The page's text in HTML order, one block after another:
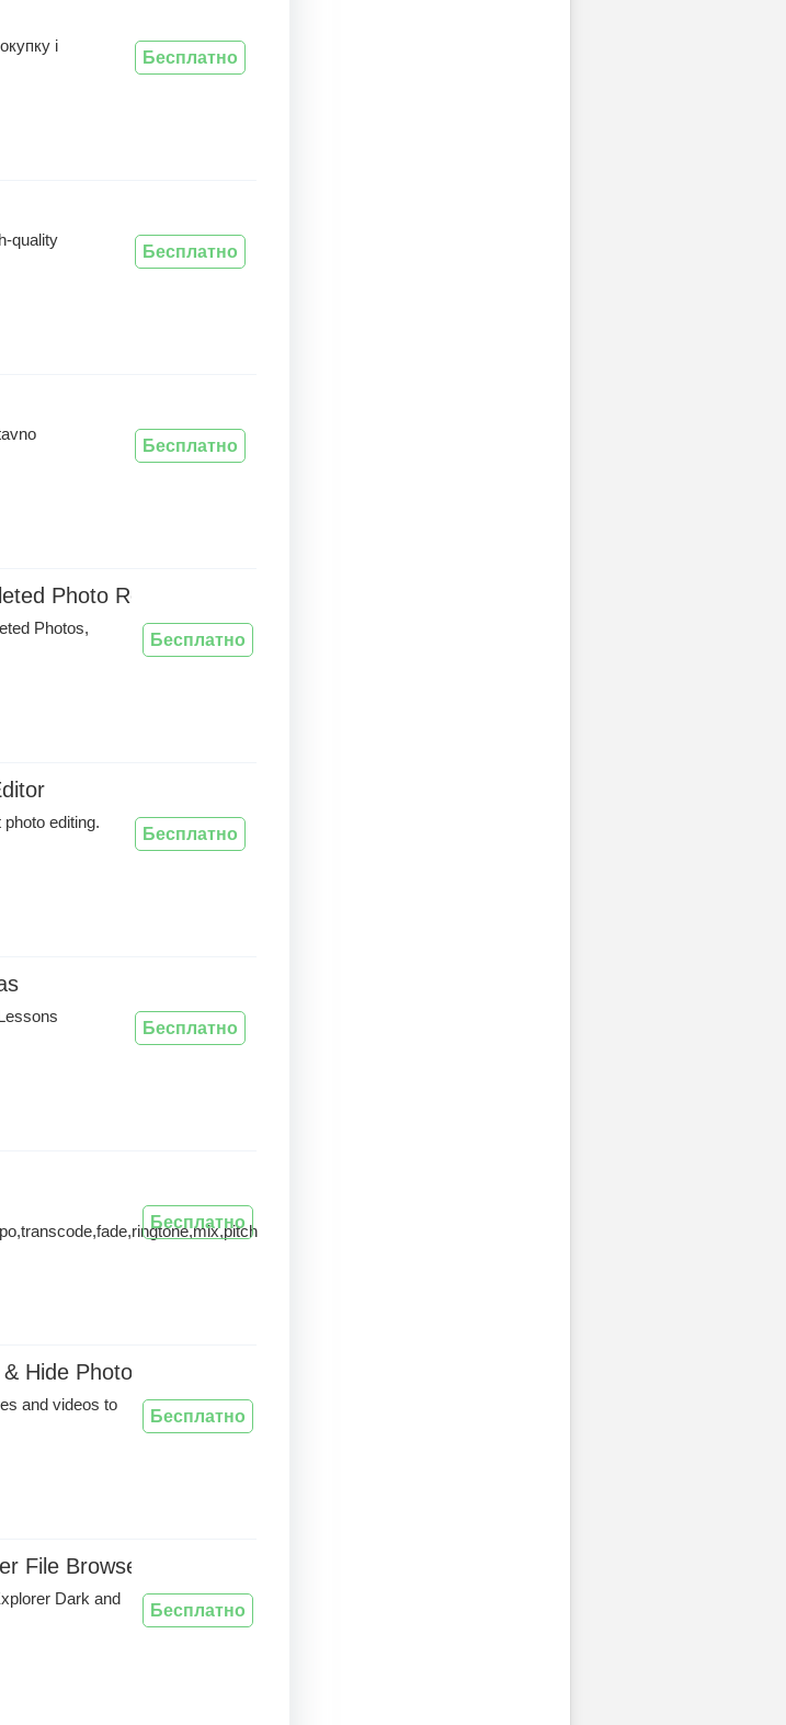
і
Бесплатно
quality
Бесплатно
Бесплатно
Photo Recovery
Photos,
Бесплатно
editing.
Бесплатно
Бесплатно
Бесплатно
Hide Photo
and videos to
Бесплатно
File Browser esafe
Dark and
Бесплатно